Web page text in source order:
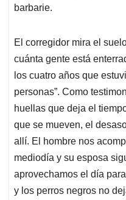
barbarie.
El corregidor mira el
cuánta gente está
los cuatro años que
personas”. Como
huellas que deja el
que se mueven, el
allí. El hombre nos
mediodía y su esposa
aprovechamos el día
y los perros negros no